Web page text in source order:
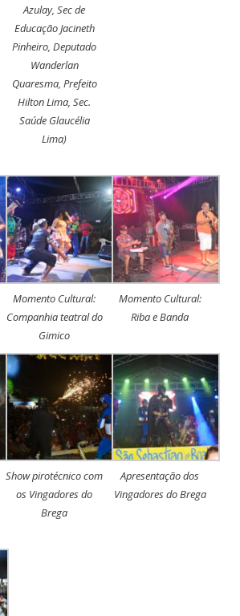
Azulay, Sec de
Educação Jacineth
Pinheiro, Deputado
Wanderlan
Quaresma, Prefeito
Hilton Lima, Sec.
Saúde Glaucélia
Lima)
Momento Cultural:
Companhia teatral do
Gimico
Momento Cultural:
Riba e Banda
Show pirotécnico com
os Vingadores do
Brega
Apresentação dos
Vingadores do Brega